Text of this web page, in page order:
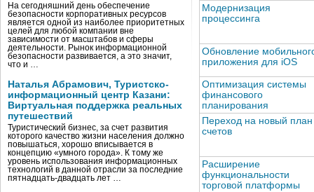
На сегодняшний день обеспечение
безопасности корпоративных ресурсов
является одной из наиболее приоритетных
целей для любой компании вне
зависимости от масштабов и сферы
деятельности. Рынок информационной
безопасности развивается, а это значит,
что и …
Наталья Абрамович, Туристско-
информационный центр Казани:
Виртуальная поддержка реальных
путешествий
Туристический бизнес, за счет развития
которого качество жизни населения должно
повышаться, хорошо вписывается в
концепцию «умного города». К тому же
уровень использования информационных
технологий в данной отрасли за последние
пятнадцать-двадцать лет …
Модернизация
процессинга
Обновление
приложения для iOS
Оптимизация системы
финансового
планирования
Переход на новый план
счетов
Расширение
функциональности
торговой платформы